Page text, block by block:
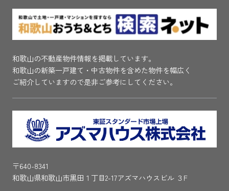
和歌山の不動産物件情報を掲載しています。
和歌山の新築一戸建て・中古物件を含めた物件を幅広く
ご紹介していますので是非ご参考にしてください。
〒640-8341
和歌山県和歌山市黒田１丁目2-17アズマハウスビル ３F